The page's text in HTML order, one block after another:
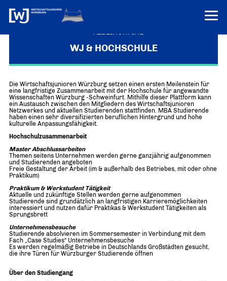
VEREINONLINE
ÜBER UNS
Über uns
WER WIR SIND & DER VORSITZ
Über uns
Forum „Junge Wirtschaft“ – Mitgliedermagazin
Mitglieder
UNSER NETZWERK
Mitglieder
Senatoren
TERMINE
PRESSEMELDUNGEN
INFORMATIONEN
Imagefilm
Merchandising-Klamotten
WJ & HOCHSCHULE
Die Wirtschaftsjunioren Würzburg setzen einen ersten Meilenstein für
eine langfristige Zusammenarbeit mit der Hochschule für angewandte
Wissenschaften Würzburg -Schweinfurt. Mithilfe dieser Plattform kann
ein Austausch zwischen den Mitgliedern des Wirtschaftsjunioren
Netzwerkes und aktuellen Studierenden stattfinden. MBA Studierende
haben einen sehr diversifizierten beruflichen Hintergrund und hohe
kulturelle Anpassungsfähigkeit.
Hochschulzusammenarbeit
Master Abschlussarbeiten
Themen seitens Unternehmen werden gerne ganzjährig aufgenommen
und Studierenden angeboten
Freie Gestaltung der Arbeit (im & außerhalb des Betriebes, mit oder ohne
Praktikum)
Praktikum & Werkstudent Tätigkeit
Aktuelle und zukünftige Stellen werden gerne aufgenommen
Studierende sind grundätzlich an langfristigen Karrieremöglichkeiten
interessiert und nutzen dafür Praktikas & Werkstudent Tätigkeiten als
Sprungsbrett
Unternehmensbesuche
Studierende absolvieren im Sommersemester in Verbindung mit dem
Fach „Case Studies“ Unternehmensbesuche
Es werden regelmäßig Betriebe in Deutschlands Großstädten gesucht,
die ihre Türen für Würzburger Studierende öffnen
Über den Studiengang